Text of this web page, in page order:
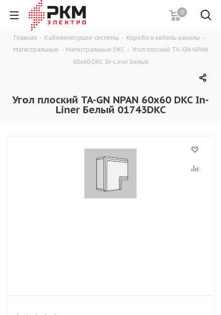
0
Главная - Кабеленесущие системы - Короба и кабель-каналы -
Магистральные - Магистральные DKC - Угол плоский TA-GN NPAN
60x60 DKC In-Liner Белый
Угол плоский TA-GN NPAN 60x60 DKC In-
Liner Белый 01743DKC